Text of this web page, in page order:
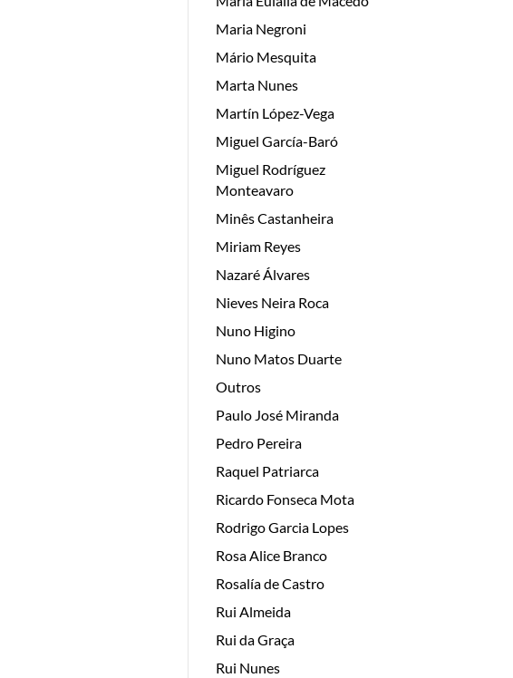
Maria Negroni
Mário Mesquita
Marta Nunes
Martín López-Vega
Miguel García-Baró
Miguel Rodríguez
Monteavaro
Minês Castanheira
Miriam Reyes
Nazaré Álvares
Nieves Neira Roca
Nuno Higino
Nuno Matos Duarte
Outros
Paulo José Miranda
Pedro Pereira
Raquel Patriarca
Ricardo Fonseca Mota
Rodrigo Garcia Lopes
Rosa Alice Branco
Rosalía de Castro
Rui Almeida
Rui da Graça
Rui Nunes